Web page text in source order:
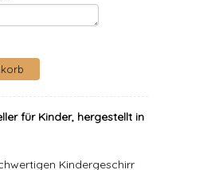
für Kinder, hergestellt in
Kindergeschirr